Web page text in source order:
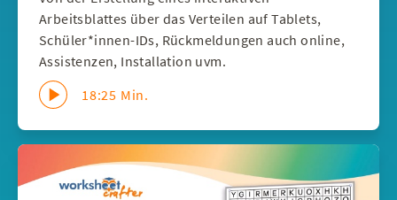
Arbeitsblattes über das Verteilen auf Tablets,
Schüler*innen-IDs, Rückmeldungen auch online,
Assistenzen, Installation uvm.
18:25 Min.